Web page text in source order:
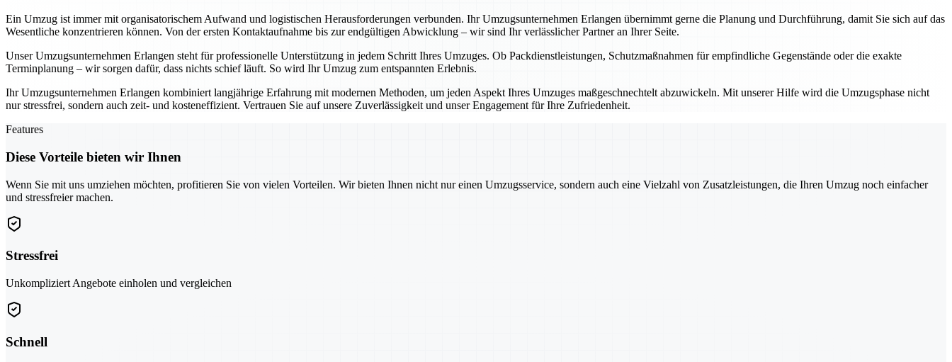
Ein Umzug ist immer mit organisatorischem Aufwand und logistischen Herausforderungen verbunden. Ihr Umzugsunternehmen Erlangen übernimmt gerne die Planung und Durchführung, damit Sie sich auf das
Wesentliche konzentrieren können. Von der ersten Kontaktaufnahme bis zur endgültigen Abwicklung – wir sind Ihr verlässlicher Partner an Ihrer Seite.
Unser Umzugsunternehmen Erlangen steht für professionelle Unterstützung in jedem Schritt Ihres Umzuges. Ob Packdienstleistungen, Schutzmaßnahmen für empfindliche Gegenstände oder die exakte
Terminplanung – wir sorgen dafür, dass nichts schief läuft. So wird Ihr Umzug zum entspannten Erlebnis.
Ihr Umzugsunternehmen Erlangen kombiniert langjährige Erfahrung mit modernen Methoden, um jeden Aspekt Ihres Umzuges maßgeschnechtelt abzuwickeln. Mit unserer Hilfe wird die Umzugsphase nicht
nur stressfrei, sondern auch zeit- und kosteneffizient. Vertrauen Sie auf unsere Zuverlässigkeit und unser Engagement für Ihre Zufriedenheit.
Features
Diese Vorteile bieten wir Ihnen
Wenn Sie mit uns umziehen möchten, profitieren Sie von vielen Vorteilen. Wir bieten Ihnen nicht nur einen Umzugsservice, sondern auch eine Vielzahl von Zusatzleistungen, die Ihren Umzug noch einfacher
und stressfreier machen.
Stressfrei
Unkompliziert Angebote einholen und vergleichen
Schnell